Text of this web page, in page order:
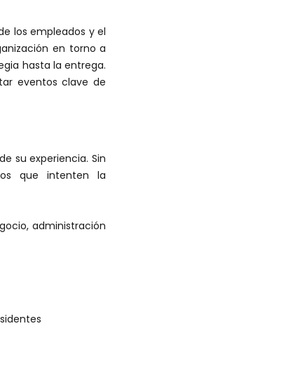
los empleados y el
en torno a
hasta la entrega.
eventos clave de
su experiencia. Sin
que intenten la
administración